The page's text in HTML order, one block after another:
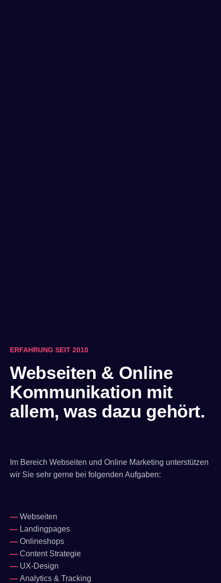
ERFAHRUNG SEIT 2010
Webseiten & Online
Kommunikation mit
allem, was dazu gehört.
Im Bereich Webseiten und Online Marketing unterstützen
wir Sie sehr gerne bei folgenden Aufgaben:
— Webseiten
— Landingpages
— Onlineshops
— Content Strategie
— UX-Design
— Analytics & Tracking